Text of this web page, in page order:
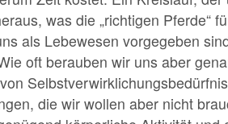
was die „richtigen Pferde“
als Lebewesen vorgegeben
oft berauben wir uns aber
die wir wollen aber nicht